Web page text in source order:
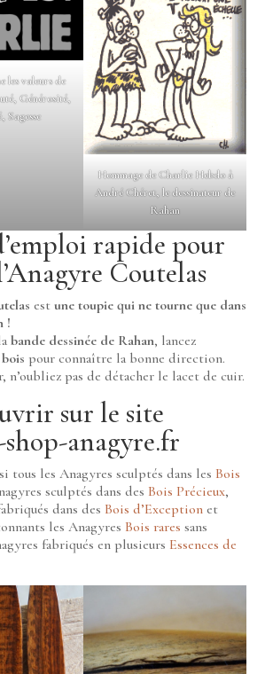
les valeurs de
Générosité,
Sagesse
Hommage deCharlie Hebdoà
André Chéret, le dessinateur de
Rahan
rapide pour
Coutelas
est une toupie qui ne tourne que dans
!
bande dessinée de Rahan, lancez
pour connaître la bonne direction.
n’oubliez pas de détacher le lacet de cuir.
sur le site
anagyre.fr
tous les Anagyres sculptés dans les Bois
sculptés dans des Bois Précieux,
dans des Bois d’Exception et
les Anagyres Bois rares sans
fabriqués en plusieurs Essences de